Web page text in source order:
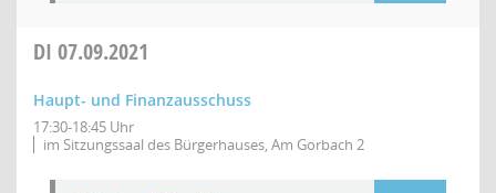
DI 07.09.2021
Haupt- und Finanzausschuss
17:30-18:45 Uhr
im Sitzungssaal des Bürgerhauses, Am Gorbach 2